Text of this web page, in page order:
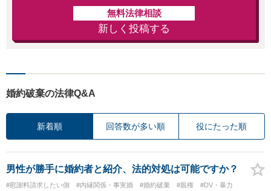
無料法律相談
新しく投稿する
婚約破棄の法律Q&A
新着順 回答数が多い順 役にたった順
男性が勝手に婚約者と紹介、法的対処は可能ですか？
#慰謝料請求したい側 #内縁関係・事実婚 #婚約破棄 #親権 #DV・暴力